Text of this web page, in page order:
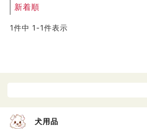
新着順
1件中 1 -1件表示
犬用品